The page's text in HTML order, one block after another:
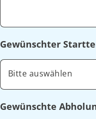
Gewünschter
Bitte auswählen
Gewünschte